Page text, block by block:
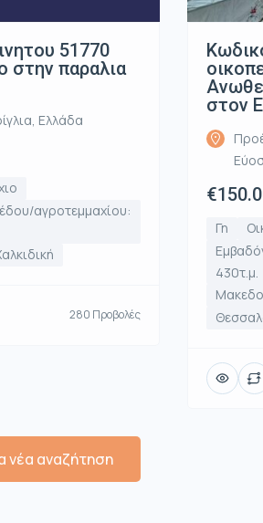
51770
στην παραλια
Ελλάδα
αγροτεμμαχίου:
280 Προβολές
στον
Γη
430τ.μ.
νέα αναζήτηση